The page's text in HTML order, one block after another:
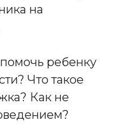
на
ребенку
Что такое
Как не